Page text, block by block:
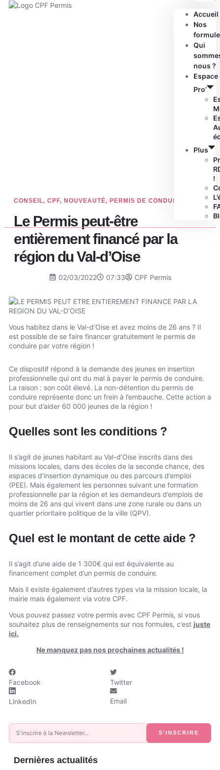
Accueil
Nos
Qui
nous ?
Espace
Pro’
Plus
!
CONSEIL, CPF, NOUVEAUTÉ, PERMIS DE CONDUIRE
Le Permis peut-être
entièrement financé par la
région du Val-d’Oise
02/03/2022 07:33 CPF Permis
Vous habitez dans le Val-d’Oise et avez moins de 26 ans ? Il
est possible de se faire financer gratuitement le permis de
conduire par votre région !
Ce dispositif répond à la demande des jeunes en insertion
professionnelle qui ont du mal à payer le permis de conduire.
La raison : son coût élevé. La non-détention du permis de
conduire représente donc un frein à l’embauche. Cette action a
pour but d’aider 60 000 jeunes de la région !
Quelles sont les conditions ?
Il s’agit de jeunes habitant au Val-d’Oise inscrits dans des
missions locales, dans des écoles de la seconde chance, des
espaces d’insertion dynamique ou des parcours d’emploi
(PEE). Mais également les personnes suivant une formation
professionnelle par la région et les demandeurs d’emplois de
moins de 26 ans qui vivent dans une zone rurale ou dans un
quartier prioritaire politique de la ville (QPV).
Quel est le montant de cette aide ?
Il s’agit d’une aide de 1 300€ qui est équivalente au
financement complet d’un permis de conduire.
Mais il existe également d’autres types via la mission locale, la
mairie mais également via votre CPF.
Vous pouvez passez votre permis avec CPF Permis, si vous
souhaitez plus de renseignements sur nos formules, c’est juste
ici.
Ne manquez pas nos prochaines actualités !
Facebook Twitter
LinkedIn Email
S'INSCRIRE
Dernières actualités